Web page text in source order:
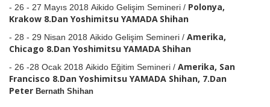
- 26 - 27 Mayıs 2018 Aikido Gelişim Semineri / Polonya,
Krakow 8.Dan Yoshimitsu YAMADA Shihan
- 28 - 29 Nisan 2018 Aikido Gelişim Semineri / Amerika,
Chicago 8.Dan Yoshimitsu YAMADA Shihan
- 26 -28 Ocak 2018 Aikido Eğitim Semineri / Amerika, San
Francisco 8.Dan Yoshimitsu YAMADA Shihan, 7.Dan
Peter Bernath Shihan